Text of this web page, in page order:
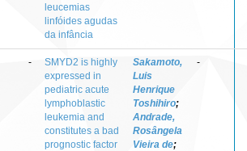
leucemias
linfóides agudas
da infância
-
SMYD2 is highly
expressed in
pediatric acute
lymphoblastic
leukemia and
constitutes a bad
prognostic factor
Sakamoto,
Luis
Henrique
Toshihiro;
Andrade,
Rosângela
Vieira de;
-